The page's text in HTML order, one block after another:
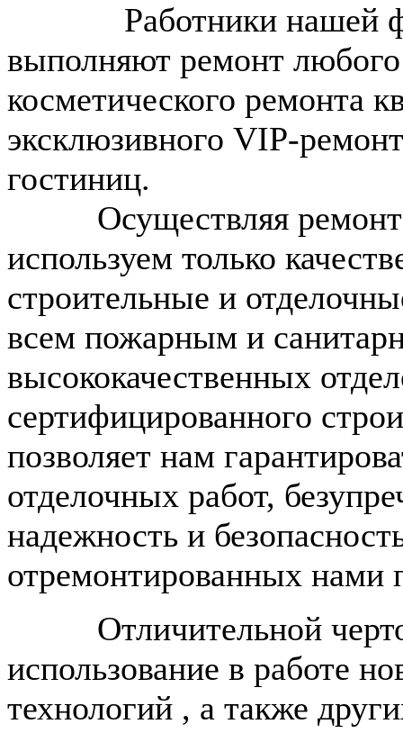
Работники нашей
выполняют ремонт
косметического ремонта
эксклюзивного VIP-
гостиниц.
Осуществляя ремонт
используем только
строительные и
всем пожарным и
высококачественных
сертифицированного
позволяет нам
отделочных работ,
надежность и
отремонтированных нами
Отличительной
использование в работе
технологий , а также